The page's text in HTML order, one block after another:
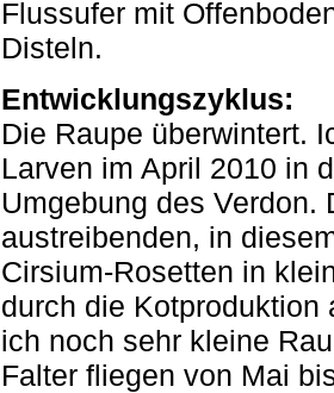
Flussufer mit
Disteln.
Entwicklungszyklus:
Die Raupe überwintert.
Larven im April 2010 in
Umgebung des Verdon.
austreibenden, in
Cirsium-Rosetten in
durch die Kotproduktion
ich noch sehr kleine
Falter fliegen von Mai